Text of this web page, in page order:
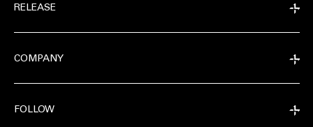
RELEASE
COMPANY
FOLLOW